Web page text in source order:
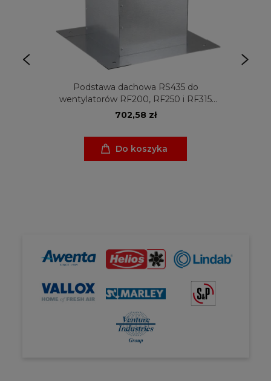
Podstawa dachowa RS435 do
wentylatorów RF200, RF250 i RF315
Venture Industries
702,58 zł
Do koszyka